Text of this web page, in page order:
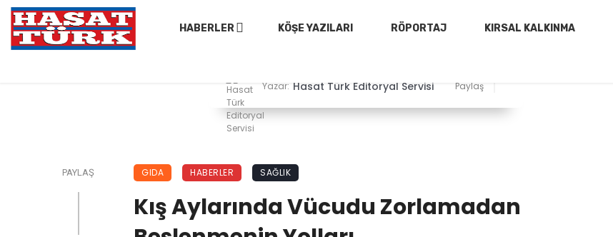
HABERLER KÖŞE YAZILARI RÖPORTAJ KIRSAL KALKINMA
Yazar: Hasat Türk Editoryal Servisi Paylaş
PAYLAŞ GIDA HABERLER SAĞLIK
Kış Aylarında Vücudu Zorlamadan